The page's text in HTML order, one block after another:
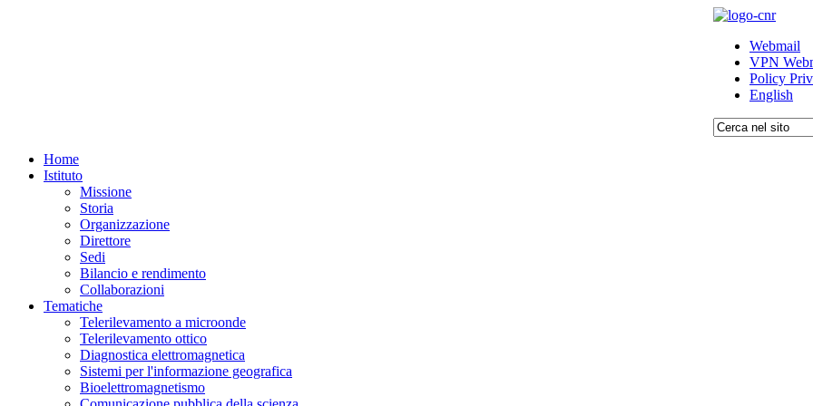
Webmail
VPN
Policy
English
Home
Istituto
Missione
Storia
Organizzazione
Direttore
Sedi
Bilancio e rendimento
Collaborazioni
Tematiche
Telerilevamento a microonde
Telerilevamento ottico
Diagnostica elettromagnetica
Sistemi per l'informazione geografica
Bioelettromagnetismo